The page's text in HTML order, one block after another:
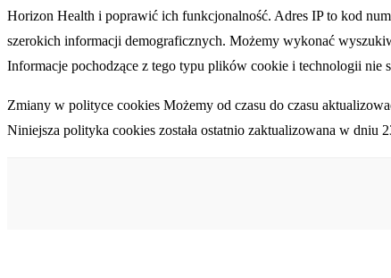
Horizon Health i poprawić ich funkcjonalność. Adres IP to kod
szerokich informacji demograficznych. Możemy wykonać
Informacje pochodzące z tego typu plików cookie i technologii nie
Zmiany w polityce cookies Możemy od czasu do czasu
Niniejsza polityka cookies została ostatnio zaktualizowana w dniu